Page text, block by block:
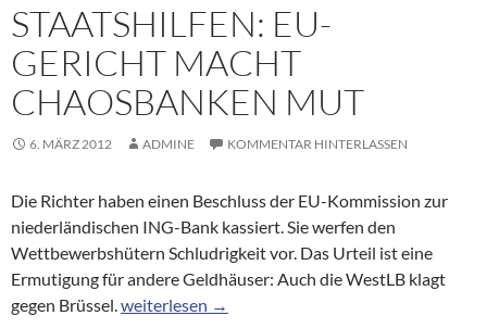
STAATSHILFEN: EU-
GERICHT MACHT
CHAOSBANKEN MUT
6. MÄRZ 2012 ADMINE KOMMENTAR HINTERLASSEN
Die Richter haben einen Beschluss der EU-Kommission zur
niederländischen ING-Bank kassiert. Sie werfen den
Wettbewerbshütern Schludrigkeit vor. Das Urteil ist eine
Ermutigung für andere Geldhäuser: Auch die WestLB klagt
gegen Brüssel.Staatshilfen: EU-Gericht macht Chaosbanken
weiterlesen →